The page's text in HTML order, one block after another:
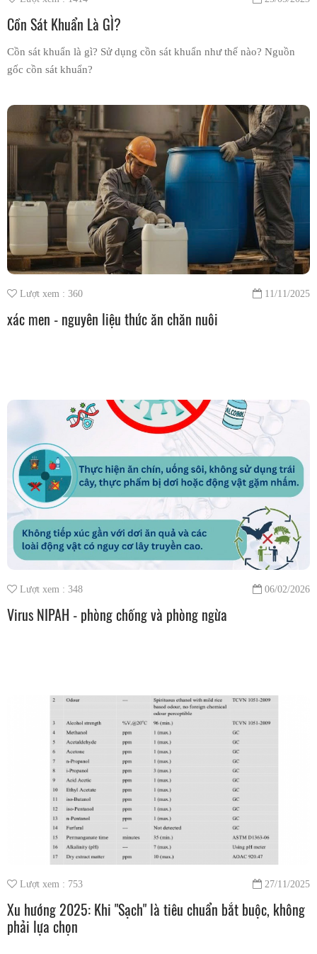
Cồn Sát Khuẩn Là GÌ?
Cồn sát khuẩn là gì? Sử dụng cồn sát khuẩn như thế nào? Nguồn
gốc cồn sát khuẩn?
Lượt xem : 360 11/11/2025
xác men - nguyên liệu thức ăn chăn nuôi
Lượt xem : 348 06/02/2026
Virus NIPAH - phòng chống và phòng ngừa
Lượt xem : 753 27/11/2025
Xu hướng 2025: Khi "Sạch" là tiêu chuẩn bắt buộc, không
phải lựa chọn